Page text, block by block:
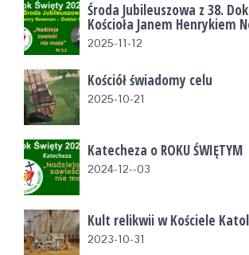
Środa Jubileuszowa z 38.
Kościoła Janem Henrykiem
2025-11-12
Kościół świadomy celu
2025-10-21
Katecheza o ROKU ŚWIĘTYM
2024-12--03
Kult relikwii w Kościele
2023-10-31